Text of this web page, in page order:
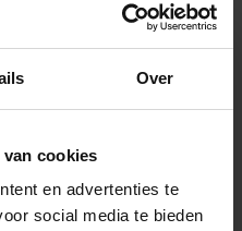
Over
cookies
en advertenties te
social media te bieden